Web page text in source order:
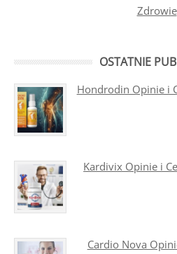
Zdrowie
OSTATNIE
Hondrodin Opinie i
Kardivix Opinie i
Cardio Nova